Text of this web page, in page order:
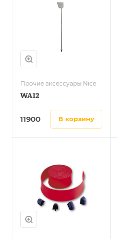
Прочие аксессуары Nice
WA12
11900 в корзину